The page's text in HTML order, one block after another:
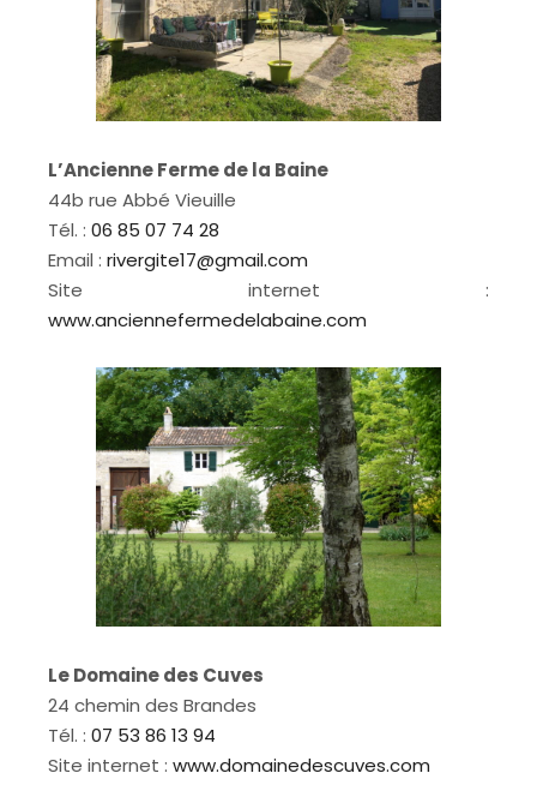
L’Ancienne Ferme de la Baine
44b rue Abbé Vieuille
Tél. : 06 85 07 74 28
Email : rivergite17@gmail.com
Site internet :
www.anciennefermedelabaine.com
Le Domaine des Cuves
24 chemin des Brandes
Tél. : 07 53 86 13 94
Site internet : www.domainedescuves.com